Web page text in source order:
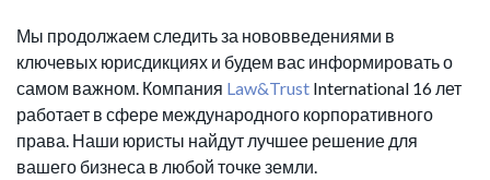
Мы продолжаем следить за нововведениями в
ключевых юрисдикциях и будем вас информировать о
самом важном. Компания Law&Trust International 16 лет
работает в сфере международного корпоративного
права. Наши юристы найдут лучшее решение для
вашего бизнеса в любой точке земли.